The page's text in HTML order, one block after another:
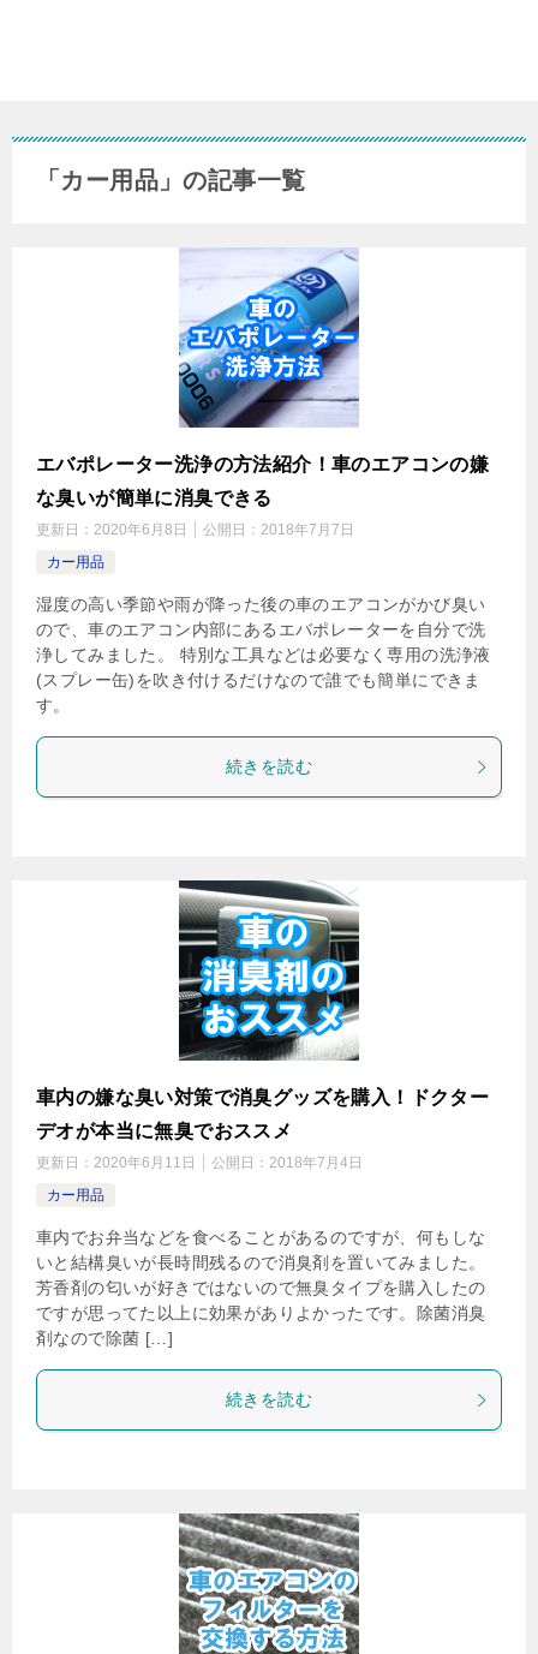
「カー用品」の記事一覧
エバポレーター洗浄の方法紹介！車のエアコンの嫌
な臭いが簡単に消臭できる
更新日： 2020年6月8日 公開日： 2018年7月7日
カー用品
湿度の高い季節や雨が降った後の車のエアコンがかび臭い
ので、車のエアコン内部にあるエバポレーターを自分で洗
浄してみました。 特別な工具などは必要なく専用の洗浄液
(スプレー缶)を吹き付けるだけなので誰でも簡単にできま
す。
続きを読む
車内の嫌な臭い対策で消臭グッズを購入！ドクター
デオが本当に無臭でおススメ
更新日： 2020年6月11日 公開日： 2018年7月4日
カー用品
車内でお弁当などを食べることがあるのですが、何もしな
いと結構臭いが長時間残るので消臭剤を置いてみました。
芳香剤の匂いが好きではないので無臭タイプを購入したの
ですが思ってた以上に効果がありよかったです。除菌消臭
剤なので除菌 […]
続きを読む